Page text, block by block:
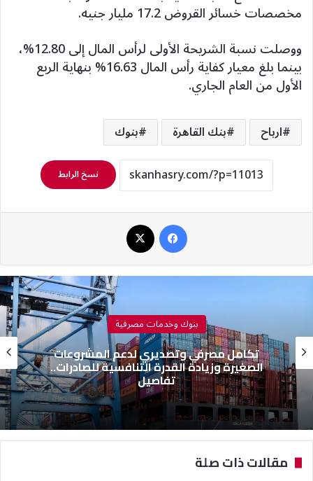
مخصصات خسائر القروض 17.2 مليار جنيه.
ووصلت نسبة الشريحة الأولى لرأس المال إلى 12.80%،
بينما بلغ معيار كفاية رأس المال 16.63% بنهاية الربع
الأول من العام الجاري.
ارباح بنك القاهرة بنوك
نسخ الرابط
بنوك وخدمات مصرفية
تكامل مصرفي وتصديري لدعم المشروعات
الصغيرة وزيادة القدرة التنافسية للصادرات..
تفاصيل
مقالات ذات صلة